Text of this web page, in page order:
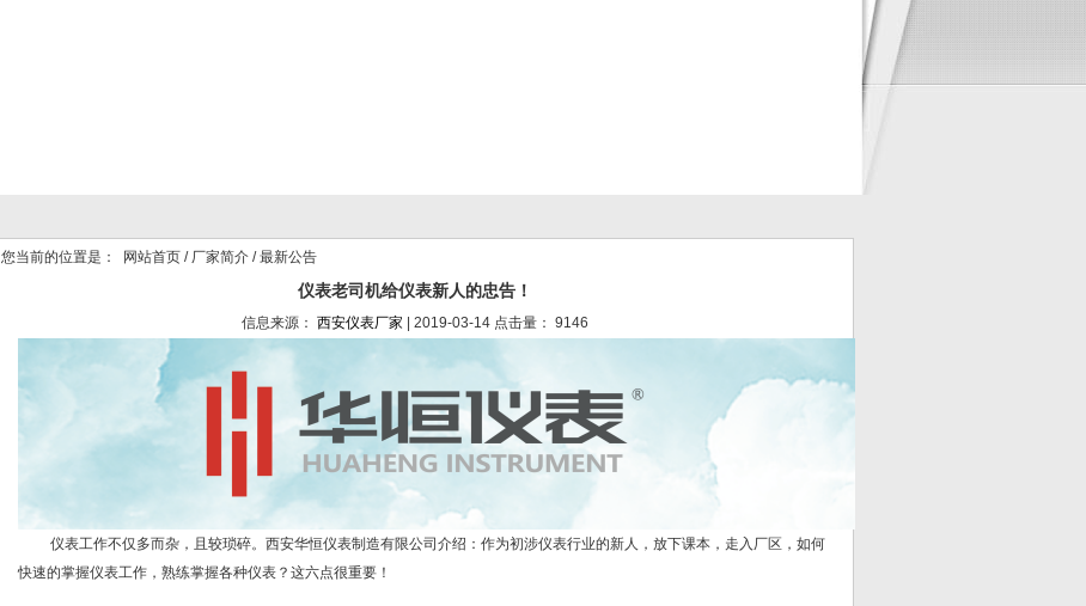
您当前的位置是： 网站首页 / 厂家简介 / 最新公告
仪表老司机给仪表新人的忠告！
信息来源： 西安仪表厂家 | 2019-03-14 点击量： 9146
仪表工作不仅多而杂，且较琐碎。西安华恒仪表制造有限公司介绍：作为初涉仪表行业的新人，放下课本，走入厂区，如何
快速的掌握仪表工作，熟练掌握各种仪表？这六点很重要！